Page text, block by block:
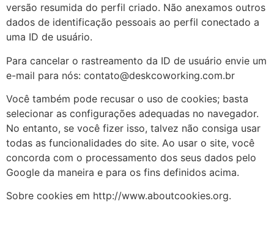
versão resumida do perfil criado. Não anexamos outros
dados de identificação pessoais ao perfil conectado a
uma ID de usuário.
Para cancelar o rastreamento da ID de usuário envie um
e-mail para nós: contato@deskcoworking.com.br
Você também pode recusar o uso de cookies; basta
selecionar as configurações adequadas no navegador.
No entanto, se você fizer isso, talvez não consiga usar
todas as funcionalidades do site. Ao usar o site, você
concorda com o processamento dos seus dados pelo
Google da maneira e para os fins definidos acima.
Sobre cookies em http://www.aboutcookies.org.